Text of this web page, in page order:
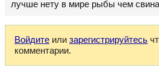
лучше нету в мире рыбы чем
Войдите или зарегистрируйтесь
комментарии.